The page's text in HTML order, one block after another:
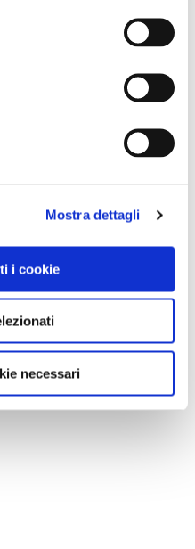
Mostra dettagli
i cookie
necessari